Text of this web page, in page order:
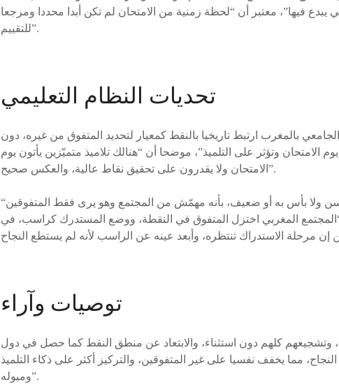
يبدع فيها”، معتبر أن “لحظة زمنية من الامتحان لم تكن أبدا محددا ومرجعا
للتقييم”.
تحديات النظام التعليمي
بالمغرب ارتبط تاريخيا بالنقط كمعيار لتحديد المتفوق من غيره، دون
الامتحان وتؤثر على التلميذ”، موضحا أن “هنالك تلاميذ متميّزين يأتون يوم
الامتحان ولا يقدرون على تحقيق نقاط عالية، والعكس صحيح”.
“قد يحسّ التلميذ صاحب معدل حسن ومستحسن ولا بأس به أو ضعيف، بأنه مهمّش من المجتمع وهو يرى فقط المتفوقين
“المجتمع المغربي اختزل المتفوق في النقطة، ووضع المستدرك كراسب، في
توصيات وآراء
وتشجيعهم كلهم دون استثناء، والابتعاد عن منطق النقط كما حصل في دول
مما يخفف نفسيا على غير المتفوقين، والتركيز أكثر على ذكاء التلميذ
وميوله”.